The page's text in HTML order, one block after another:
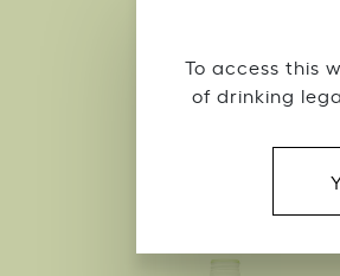
To access this
of drinking